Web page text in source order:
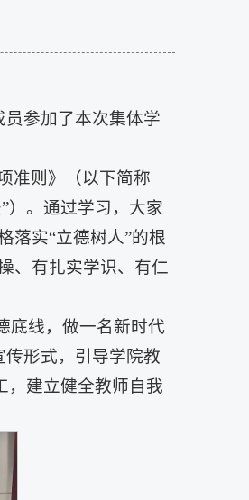
参加了本次集体学
准则》（以下简称
）。通过学习，大家
落实“立德树人”的根
、有扎实学识、有仁
底线，做一名新时代
传形式，引导学院教
，建立健全教师自我